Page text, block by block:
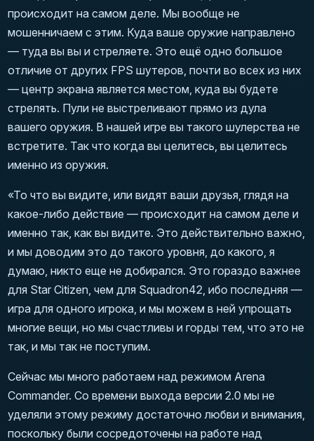
происходит на самом деле. Мы вообще не
мошенничаем с этим. Куда ваше оружие направлено
— туда вы вы и стреляете. Это ещё одно большое
отличие от других FPS шутеров, почти во всех из них
— центр экрана является местом, куда вы будете
стрелять. Пули не выстреливают прямо из дула
вашего оружия. В нашей игре вы такого шулерства не
встретите. Так что когда вы целитесь, вы целитесь
именно из оружия.
«То что вы видите, или видят ваши друзья, глядя на
какое-либо действие — происходит на самом деле и
именно так, как вы видите. Это действительно важно,
и мы доводим это до такого уровня, до какого, я
думаю, никто еще не добирался. Это гораздо важнее
для Star Citizen, чем для Squadron42, ибо последняя —
игра для одного игрока, и мы можем в ней упрощать
многие вещи, но мы счастливы и горды тем, что это не
так, и мы так не поступим.
Сейчас мы много работаем над режимом Arena
Commander. Со времени выхода версии 2.0 мы не
уделяли этому режиму достаточно любви и внимания,
поскольку были сосредоточены на работе над